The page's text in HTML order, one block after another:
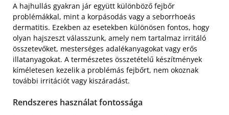
A hajhullás gyakran jár együtt különböző fejbőr
problémákkal, mint a korpásodás vagy a seborrhoeás
dermatitis. Ezekben az esetekben különösen fontos, hogy
olyan hajszeszt válasszunk, amely nem tartalmaz irritáló
összetevőket, mesterséges adalékanyagokat vagy erős
illatanyagokat. A természetes összetételű készítmények
kíméletesen kezelik a problémás fejbőrt, nem okoznak
további irritációt vagy kiszáradást.
Rendszeres használat fontossága